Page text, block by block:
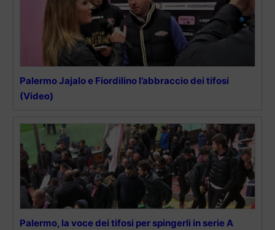
Palermo Jajalo e Fiordilino l’abbraccio dei tifosi
(Video)
Palermo, la voce dei tifosi per spingerli in serie A